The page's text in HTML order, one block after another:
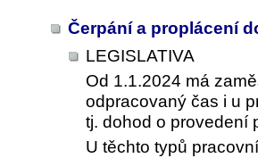
Čerpání a proplácení
LEGISLATIVA
Od 1.1.2024 má
odpracovaný čas i u
tj. dohod o provedení
U těchto typů